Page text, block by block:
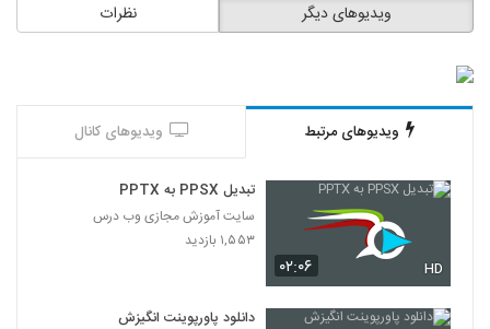
نظرات ویدیوهای دیگر
ویدیوهای مرتبط ویدیوهای کانال
۰۲:۰۶ HD
تبدیل PPSX به PPTX
سایت آموزش مجازی وب درس
۱,۵۵۳ بازدید
دانلود پاورپوینت انگیزش